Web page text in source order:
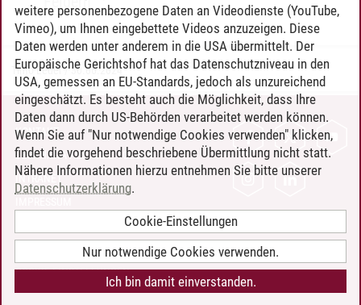
Timo Leder/30.06.2024
KONTAKT
LEUPHANA ALS ARBEITGEBER
INTRANET
BARRIEREFREIHEIT
COOKIE-EINSTELLUNGEN
weitere personenbezogene Daten an Videodienste (YouTube,
Vimeo), um Ihnen eingebettete Videos anzuzeigen. Diese
Daten werden unter anderem in die USA übermittelt. Der
Europäische Gerichtshof hat das Datenschutzniveau in den
USA, gemessen an EU-Standards, jedoch als unzureichend
eingeschätzt. Es besteht auch die Möglichkeit, dass Ihre
Daten dann durch US-Behörden verarbeitet werden können.
Wenn Sie auf "Nur notwendige Cookies verwenden" klicken,
findet die vorgehend beschriebene Übermittlung nicht statt.
Nähere Informationen hierzu entnehmen Sie bitte unserer
Datenschutzerklärung.
Cookie-Einstellungen
Nur notwendige Cookies verwenden.
Ich bin damit einverstanden.